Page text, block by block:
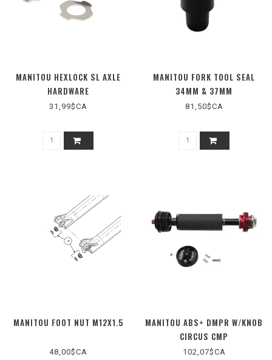
MANITOU HEXLOCK SL AXLE
HARDWARE
31,99$CA
MANITOU FORK TOOL SEAL
34MM & 37MM
81,50$CA
MANITOU FOOT NUT M12X1.5
48,00$CA
MANITOU ABS+ DMPR W/KNOB
CIRCUS CMP
102,07$CA